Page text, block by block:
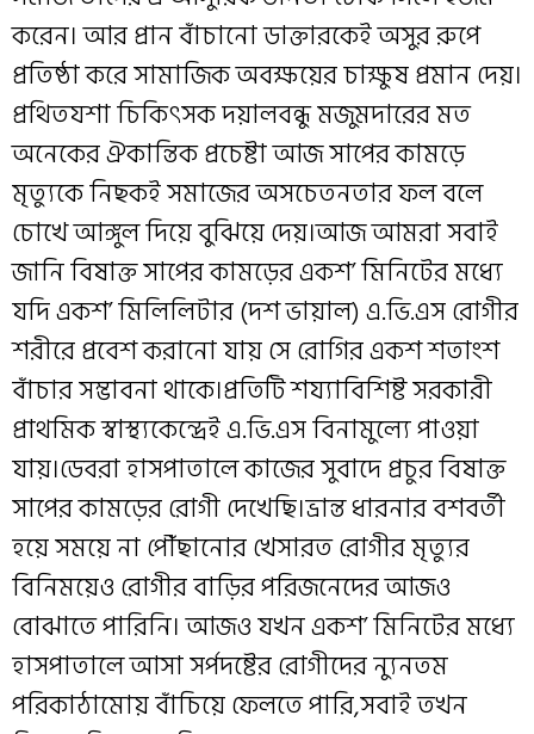
করেন। আর প্রান বাঁচানো ডাক্তারকেই অসুর রুপে
প্রতিষ্ঠা করে সামাজিক অবক্ষয়ের চাক্ষুষ প্রমান দেয়।
প্রথিতযশা চিকিৎসক দয়ালবন্ধু মজুমদারের মত
অনেকের ঐকান্তিক প্রচেষ্টা আজ সাপের কামড়ে
মৃত্যুকে নিছকই সমাজের অসচেতনতার ফল বলে
চোখে আঙ্গুল দিয়ে বুঝিয়ে দেয়।আজ আমরা সবাই
জানি বিষাক্ত সাপের কামড়ের একশ’ মিনিটের মধ্যে
যদি একশ’ মিলিলিটার (দশ ভায়াল) এ.ভি.এস রোগীর
শরীরে প্রবেশ করানো যায় সে রোগির একশ শতাংশ
বাঁচার সম্ভাবনা থাকে।প্রতিটি শয্যাবিশিষ্ট সরকারী
প্রাথমিক স্বাস্থ্যকেন্দ্রেই এ.ভি.এস বিনামুল্যে পাওয়া
যায়।ডেবরা হাসপাতালে কাজের সুবাদে প্রচুর বিষাক্ত
সাপের কামড়ের রোগী দেখেছি।ভ্রান্ত ধারনার বশবর্তী
হয়ে সময়ে না পৌঁছানোর খেসারত রোগীর মৃত্যুর
বিনিময়েও রোগীর বাড়ির পরিজনেদের আজও
বোঝাতে পারিনি। আজও যখন একশ’ মিনিটের মধ্যে
হাসপাতালে আসা সর্পদষ্টের রোগীদের ন্যুনতম
পরিকাঠামোয় বাঁচিয়ে ফেলতে পারি,সবাই তখন